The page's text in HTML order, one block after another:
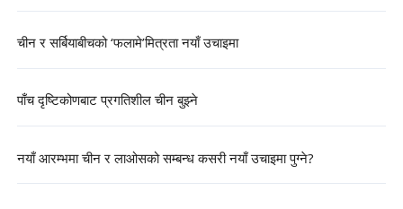
चीन र सर्बियाबीचको ‘फलामे’मित्रता नयाँ उचाइमा
पाँच दृष्टिकोणबाट प्रगतिशील चीन बुझ्ने
नयाँ आरम्भमा चीन र लाओसको सम्बन्ध कसरी नयाँ उचाइमा पुग्ने?